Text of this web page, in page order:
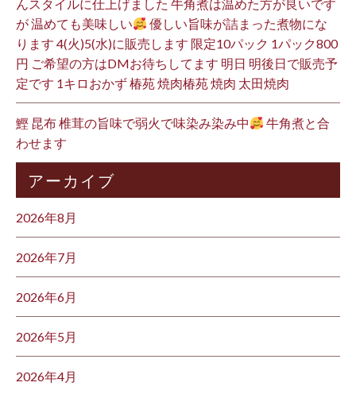
んスタイルに仕上げました 牛角煮は温めた方が良いです
が 温めても美味しい
優しい旨味が詰まった煮物にな
ります 4(火)5(水)に販売します 限定10パック 1パック800
円 ご希望の方はDMお待ちしてます 明日 明後日で販売予
定です 1キロおかず 椿苑 焼肉椿苑 焼肉 太田焼肉
鰹 昆布 椎茸の旨味で弱火で味染み染み中
牛角煮と合
わせます
アーカイブ
2026年8月
2026年7月
2026年6月
2026年5月
2026年4月